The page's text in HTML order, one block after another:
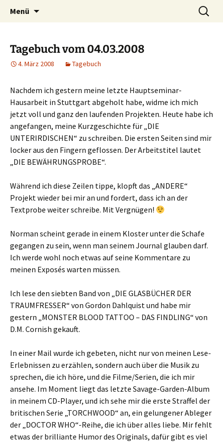
Timo Bader
Willkommen im Reich der Geschichten
Menü
Tagebuch vom 04.03.2008
4. März 2008 Tagebuch
Nachdem ich gestern meine letzte Hauptseminar-
Hausarbeit in Stuttgart abgeholt habe, widme ich mich
jetzt voll und ganz den laufenden Projekten. Heute habe ich
angefangen, meine Kurzgeschichte für „DIE
UNTERIRDISCHEN“ zu schreiben. Die ersten Seiten sind mir
locker aus den Fingern geflossen. Der Arbeitstitel lautet
„DIE BEWÄHRUNGSPROBE“.
Während ich diese Zeilen tippe, klopft das „ANDERE“
Projekt wieder bei mir an und fordert, dass ich an der
Textprobe weiter schreibe. Mit Vergnügen!
Norman scheint gerade in einem Kloster unter die Schafe
gegangen zu sein, wenn man seinem Journal glauben darf.
Ich werde wohl noch etwas auf seine Kommentare zu
meinen Exposés warten müssen.
Ich lese den siebten Band von „DIE GLASBÜCHER DER
TRAUMFRESSER“ von Gordon Dahlquist und habe mir
gestern „MONSTER BLOOD TATTOO – DAS FINDLING“ von
D.M. Cornish gekauft.
In einer Mail wurde ich gebeten, nicht nur von meinen Lese-
Erlebnissen zu erzählen, sondern auch über die Musik zu
sprechen, die ich höre, und die Filme/Serien, die ich mir
ansehe. Im Moment liegt das letzte Savage-Garden-Album
in meinem CD-Player, und ich sehe mir die erste Straffel der
britischen Serie „TORCHWOOD“ an, ein gelungener Ableger
der „DOCTOR WHO“-Reihe, die ich über alles liebe. Mir fehlt
etwas der brilliante Humor des Originals, dafür gibt es viel